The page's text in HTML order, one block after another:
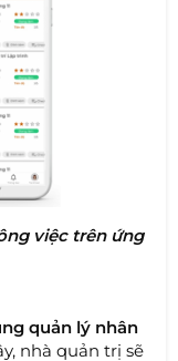
việc trên ứng
quản lý nhân
nhà quản trị sẽ